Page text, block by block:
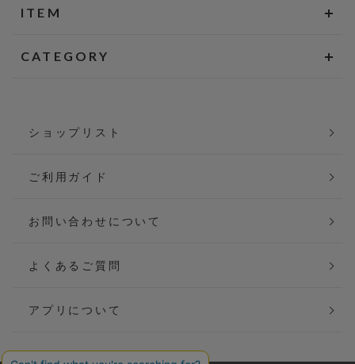
ITEM
CATEGORY
ショップリスト
ご利用ガイド
お問い合わせについて
よくあるご質問
アプリについて